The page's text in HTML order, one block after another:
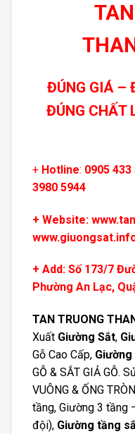
ĐÚNG GIÁ –
ĐÚNG CHẤT
+ Hotline: 0905
3980 5944
+ Website:
+ Add: Số 173/7
Phường An Lạc,
TAN TRUONG
Xuất Giường Sắt,
Gỗ Cao Cấp, Giường
GỖ & SẮT GIẢ GỖ.
VUÔNG & ỐNG
tầng, Giường 3 tầng
đội), Giường tầng